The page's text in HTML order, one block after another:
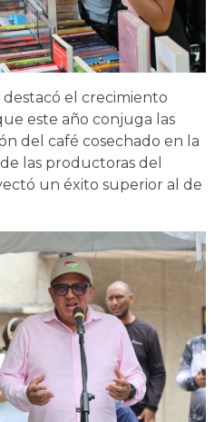
destacó el crecimiento
este año conjuga las
del café cosechado en la
las productoras del
un éxito superior al de